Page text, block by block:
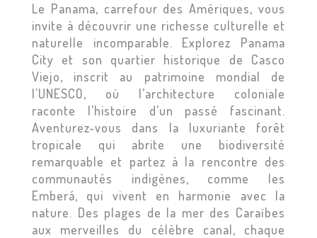
Le Panama, carrefour des Amériques, vous
invite à découvrir une richesse culturelle et
naturelle incomparable. Explorez Panama
City et son quartier historique de Casco
Viejo, inscrit au patrimoine mondial de
l'UNESCO, où l’architecture coloniale
raconte l’histoire d’un passé fascinant.
Aventurez-vous dans la luxuriante forêt
tropicale qui abrite une biodiversité
remarquable et partez à la rencontre des
communautés indigènes, comme les
Emberá, qui vivent en harmonie avec la
nature. Des plages de la mer des Caraïbes
aux merveilles du célèbre canal, chaque